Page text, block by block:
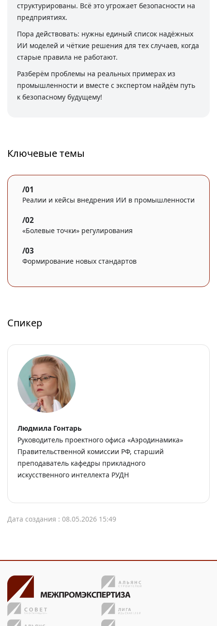
структурированы. Всё это угрожает безопасности на
предприятиях.
Пора действовать: нужны единый список надёжных
ИИ моделей и чёткие решения для тех случаев, когда
старые правила не работают.
Разберём проблемы на реальных примерах из
промышленности и вместе с экспертом найдём путь
к безопасному будущему!
Ключевые темы
Реалии и кейсы внедрения ИИ в промышленности
«Болевые точки» регулирования
Формирование новых стандартов
Спикер
Людмила Гонтарь
Руководитель проектного офиса «Аэродинамика»
Правительственной комиссии РФ, старший
преподаватель кафедры прикладного
искусственного интеллекта РУДН
Дата создания : 08.05.2026 15:49